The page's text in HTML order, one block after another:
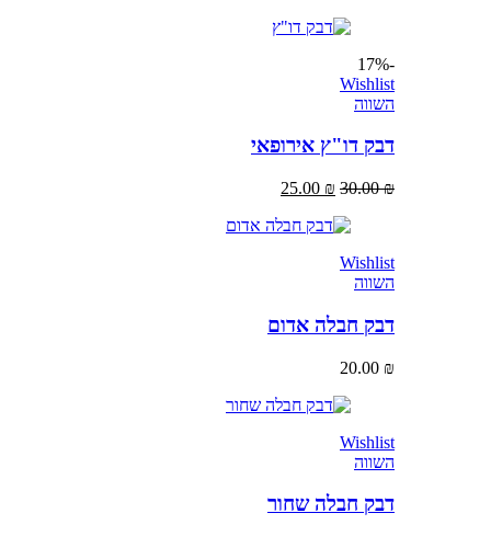
Wishlist
דבק דו"ץ אירופאי
30.00
25.00₪
Wishlist
דבק חבלה אדום
20.00
Wishlist
דבק חבלה שחור